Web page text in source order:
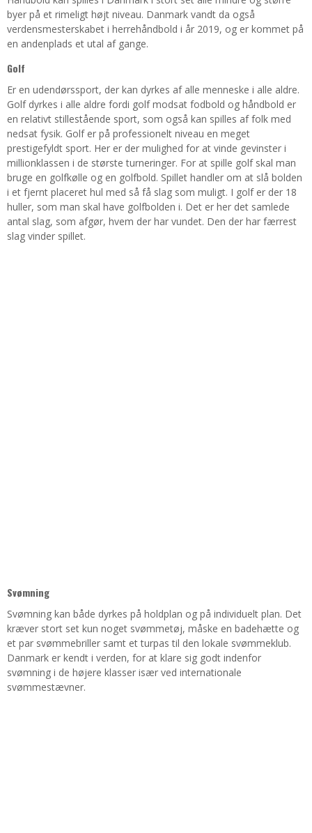
byer på et rimeligt højt niveau. Danmark vandt da også
verdensmesterskabet i herrehåndbold i år 2019, og er kommet på
en andenplads et utal af gange.
Golf
Er en udendørssport, der kan dyrkes af alle menneske i alle aldre.
Golf dyrkes i alle aldre fordi golf modsat fodbold og håndbold er
en relativt stillestående sport, som også kan spilles af folk med
nedsat fysik. Golf er på professionelt niveau en meget
prestigefyldt sport. Her er der mulighed for at vinde gevinster i
millionklassen i de største turneringer. For at spille golf skal man
bruge en golfkølle og en golfbold. Spillet handler om at slå bolden
i et fjernt placeret hul med så få slag som muligt. I golf er der 18
huller, som man skal have golfbolden i. Det er her det samlede
antal slag, som afgør, hvem der har vundet. Den der har færrest
slag vinder spillet.
Svømning
Svømning kan både dyrkes på holdplan og på individuelt plan. Det
kræver stort set kun noget svømmetøj, måske en badehætte og
et par svømmebriller samt et turpas til den lokale svømmeklub.
Danmark er kendt i verden, for at klare sig godt indenfor
svømning i de højere klasser især ved internationale
svømmestævner.